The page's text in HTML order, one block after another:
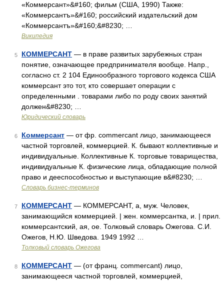
«Коммерсант»&#160; фильм (США, 1990) Также:
«Коммерсантъ»&#160; российский издательский дом
«Коммерсантъ»&#160;&#8230; …
Википедия
5 КОММЕРСАНТ — в праве развитых зарубежных стран
понятие, означающее предпринимателя вообще. Напр.,
согласно ст. 2 104 Единообразного торгового кодекса США
коммерсант это тот, кто совершает операции с
определенными . товарами либо по роду своих занятий
должен&#8230; …
Юридический словарь
6 Коммерсант — от фр. commercant лицо, занимающееся
частной торговлей, коммерцией. К. бывают коллективные и
индивидуальные. Коллективные К. торговые товарищества,
индивидуальные К. физические лица, обладающие полной
право и дееспособностью и выступающие в&#8230; …
Словарь бизнес-терминов
7 КОММЕРСАНТ — КОММЕРСАНТ, а, муж. Человек,
занимающийся коммерцией. | жен. коммерсантка, и. | прил.
коммерсантский, ая, ое. Толковый словарь Ожегова. С.И.
Ожегов, Н.Ю. Шведова. 1949 1992 …
Толковый словарь Ожегова
8 КОММЕРСАНТ — (от франц. commercant) лицо,
занимающееся частной торговлей, коммерцией,